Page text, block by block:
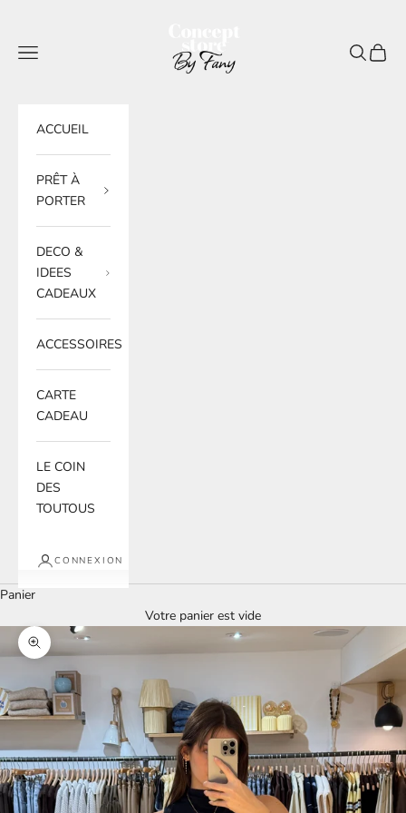
Menu
Recherche
Panier
ACCUEIL
PRÊT À
PORTER
DECO &
IDEES
CADEAUX
ACCESSOIRES
CARTE
CADEAU
LE COIN
DES
TOUTOUS
CONNEXION
Panier
Votre panier est vide
Zoomer sur l'image